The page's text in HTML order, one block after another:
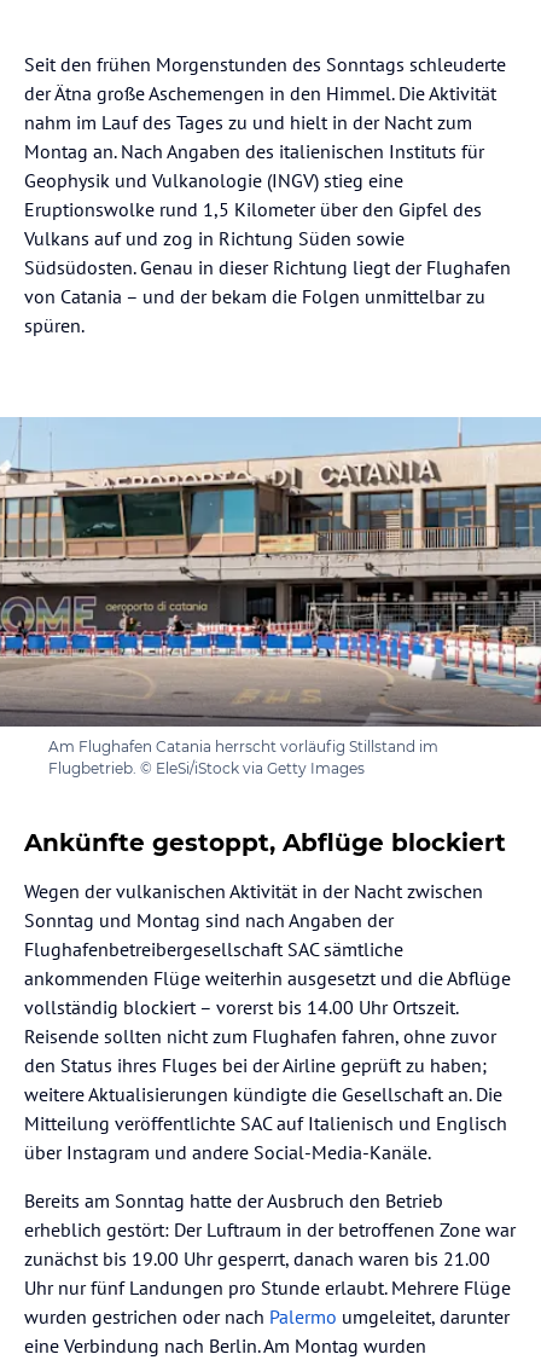
Seit den frühen Morgenstunden des Sonntags schleuderte
der Ätna große Aschemengen in den Himmel. Die Aktivität
nahm im Lauf des Tages zu und hielt in der Nacht zum
Montag an. Nach Angaben des italienischen Instituts für
Geophysik und Vulkanologie (INGV) stieg eine
Eruptionswolke rund 1,5 Kilometer über den Gipfel des
Vulkans auf und zog in Richtung Süden sowie
Südsüdosten. Genau in dieser Richtung liegt der Flughafen
von Catania – und der bekam die Folgen unmittelbar zu
spüren.
Am Flughafen Catania herrscht vorläufig Stillstand im
Flugbetrieb. © EleSi/iStock via Getty Images
Ankünfte gestoppt, Abflüge blockiert
Wegen der vulkanischen Aktivität in der Nacht zwischen
Sonntag und Montag sind nach Angaben der
Flughafenbetreibergesellschaft SAC sämtliche
ankommenden Flüge weiterhin ausgesetzt und die Abflüge
vollständig blockiert – vorerst bis 14.00 Uhr Ortszeit.
Reisende sollten nicht zum Flughafen fahren, ohne zuvor
den Status ihres Fluges bei der Airline geprüft zu haben;
weitere Aktualisierungen kündigte die Gesellschaft an. Die
Mitteilung veröffentlichte SAC auf Italienisch und Englisch
über Instagram und andere Social-Media-Kanäle.
Bereits am Sonntag hatte der Ausbruch den Betrieb
erheblich gestört: Der Luftraum in der betroffenen Zone war
zunächst bis 19.00 Uhr gesperrt, danach waren bis 21.00
Uhr nur fünf Landungen pro Stunde erlaubt. Mehrere Flüge
wurden gestrichen oder nach Palermo umgeleitet, darunter
eine Verbindung nach Berlin. Am Montag wurden